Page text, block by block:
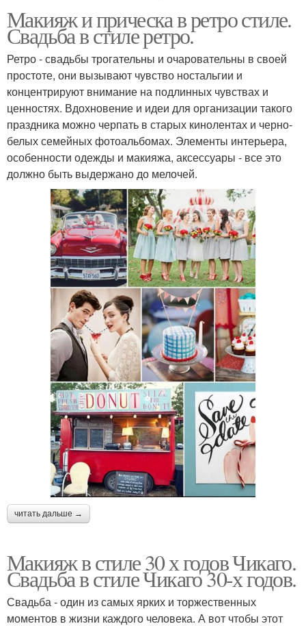
Макияж и прическа в ретро стиле.
Свадьба в стиле ретро.
Ретро - свадьбы трогательны и очаровательны в своей
простоте, они вызывают чувство ностальгии и
концентрируют внимание на подлинных чувствах и
ценностях. Вдохновение и идеи для организации такого
праздника можно черпать в старых кинолентах и черно-
белых семейных фотоальбомах. Элементы интерьера,
особенности одежды и макияжа, аксессуары - все это
должно быть выдержано до мелочей.
читать дальше →
Макияж в стиле 30 х годов Чикаго.
Свадьба в стиле Чикаго 30-х годов.
Свадьба - один из самых ярких и торжественных
моментов в жизни каждого человека. А вот чтобы этот